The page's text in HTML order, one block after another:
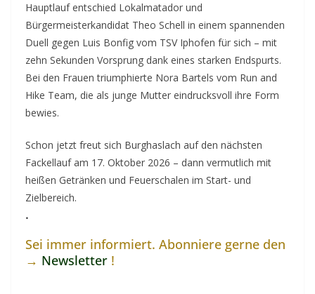
Hauptlauf entschied Lokalmatador und
Bürgermeisterkandidat Theo Schell in einem spannenden
Duell gegen Luis Bonfig vom TSV Iphofen für sich – mit
zehn Sekunden Vorsprung dank eines starken Endspurts.
Bei den Frauen triumphierte Nora Bartels vom Run and
Hike Team, die als junge Mutter eindrucksvoll ihre Form
bewies.
Schon jetzt freut sich Burghaslach auf den nächsten
Fackellauf am 17. Oktober 2026 – dann vermutlich mit
heißen Getränken und Feuerschalen im Start- und
Zielbereich.
.
Sei immer informiert. Abonniere gerne den
→ Newsletter !